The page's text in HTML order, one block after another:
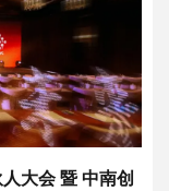
大会 暨 中南创